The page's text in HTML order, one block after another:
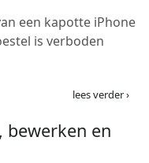
een kapotte iPhone
is verboden
lees verder ›
bewerken en